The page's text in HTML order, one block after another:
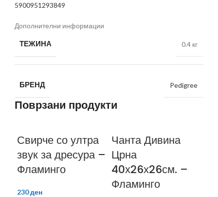
5900951293849
Дополнителни информации
ТЕЖИНА 0.4 кг
БРЕНД Pedigree
Поврзани продукти
Свирче со ултра
звук за дресура –
Фламинго
230ден
Чанта Дивина
Црна
40х26х26см. –
Фламинго